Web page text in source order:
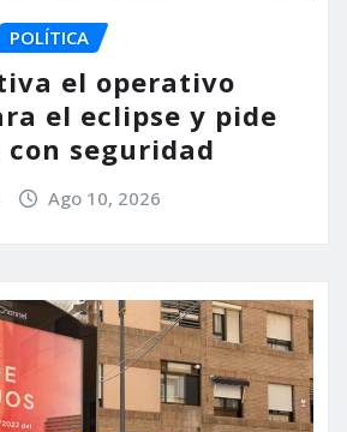
POLÍTICA
el operativo
el eclipse y pide
seguridad
Ago 10, 2026